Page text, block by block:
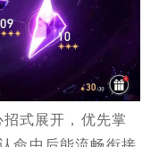
式展开，优先掌